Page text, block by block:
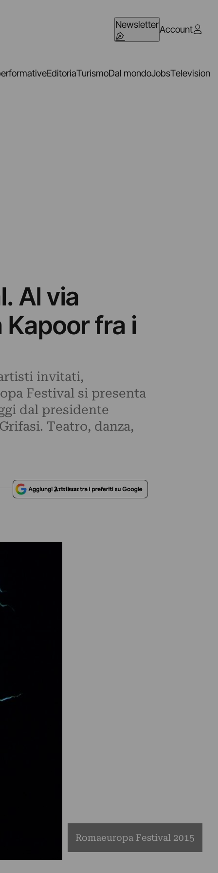
NewsletterAccount
EditoriaTurismoDal mondoJobsTelevision
Al via
Kapoor fra i
invitati,
Festival si presenta
dal presidente
Teatro, danza,
Romaeuropa Festival 2015